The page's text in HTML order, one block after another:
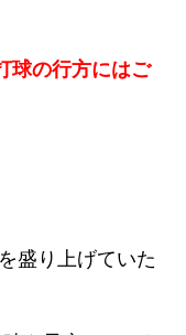
球の行方にはご
盛り上げていた